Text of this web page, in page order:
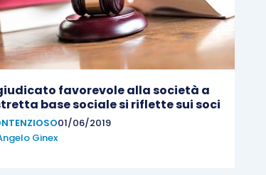
favorevole alla società a
base sociale si riflette sui soci
01/06/2019
Ginex